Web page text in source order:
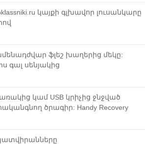
կայքի գլխավոր լուսանկարը
ֆլեշ խաղերից մեկը:
գալ սենյակից
կամ USB կրիչից ջնջված
ծրագիր: Handy Recovery